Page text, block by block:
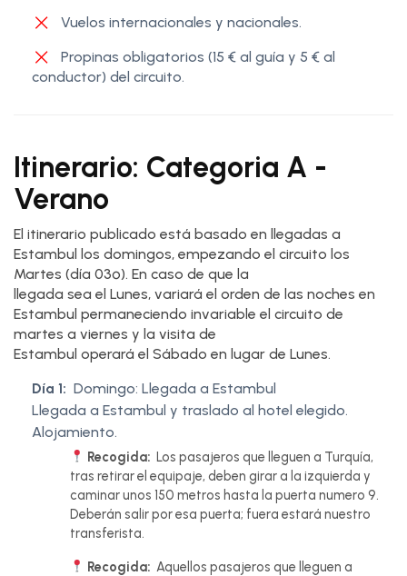
Vuelos internacionales y nacionales.
Propinas obligatorios (15 € al guía y 5 € al
conductor) del circuito.
Itinerario: Categoria A -
Verano
El itinerario publicado está basado en llegadas a
Estambul los domingos, empezando el circuito los
Martes (día 03º). En caso de que la
llegada sea el Lunes, variará el orden de las noches en
Estambul permaneciendo invariable el circuito de
martes a viernes y la visita de
Estambul operará el Sábado en lugar de Lunes.
Día 1: Domingo: Llegada a Estambul
Llegada a Estambul y traslado al hotel elegido.
Alojamiento.
Recogida: Los pasajeros que lleguen a Turquía,
tras retirar el equipaje, deben girar a la izquierda y
caminar unos 150 metros hasta la puerta numero 9.
Deberán salir por esa puerta; fuera estará nuestro
transferista.
Recogida: Aquellos pasajeros que lleguen a